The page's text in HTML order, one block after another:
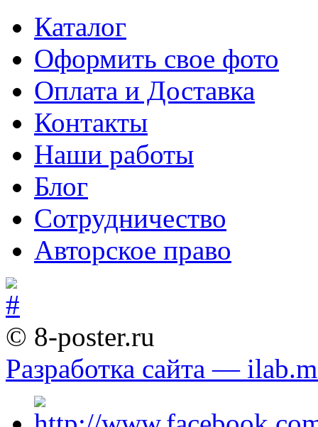
Каталог
Оформить свое фото
Оплата и Доставка
Контакты
Наши работы
Блог
Сотрудничество
Авторское право
© 8-poster.ru
Разработка сайта —